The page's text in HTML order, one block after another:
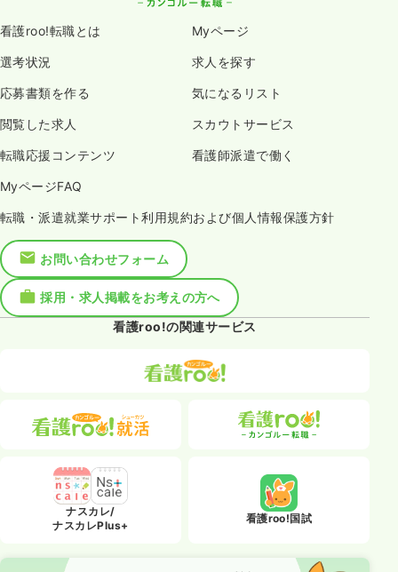
看護roo!転職とは Myページ
選考状況 求人を探す
応募書類を作る 気になるリスト
閲覧した求人 スカウトサービス
転職応援コンテンツ 看護師派遣で働く
MyページFAQ
転職・派遣就業サポート利用規約および個人情報保護方針
お問い合わせフォーム
採用・求人掲載をお考えの方へ
看護roo!の関連サービス
ナスカレ/
ナスカレPlus+
看護roo!国試